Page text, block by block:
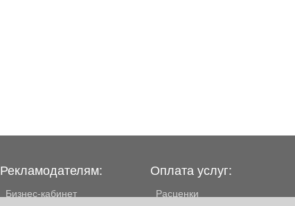
Рекламодателям:
Бизнес-кабинет
Оплата услуг:
Расценки